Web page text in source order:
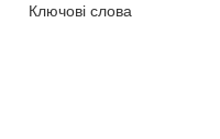
Ключові слова